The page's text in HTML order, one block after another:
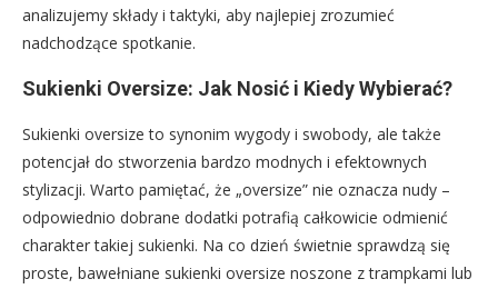
analizujemy składy i taktyki, aby najlepiej zrozumieć
nadchodzące spotkanie.
Sukienki Oversize: Jak Nosić i Kiedy Wybierać?
Sukienki oversize to synonim wygody i swobody, ale także
potencjał do stworzenia bardzo modnych i efektownych
stylizacji. Warto pamiętać, że „oversize” nie oznacza nudy –
odpowiednio dobrane dodatki potrafią całkowicie odmienić
charakter takiej sukienki. Na co dzień świetnie sprawdzą się
proste, bawełniane sukienki oversize noszone z trampkami lub